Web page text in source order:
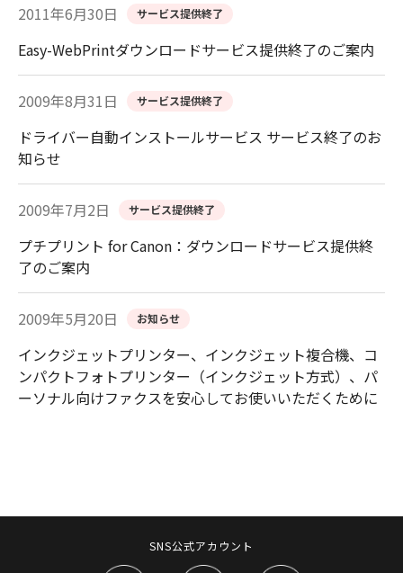
2011年6月30日 サービス提供終了
Easy-WebPrintダウンロードサービス提供終了のご案内
2009年8月31日 サービス提供終了
ドライバー自動インストールサービス サービス終了のお
知らせ
2009年7月2日 サービス提供終了
プチプリント for Canon：ダウンロードサービス提供終
了のご案内
2009年5月20日 お知らせ
インクジェットプリンター、インクジェット複合機、コ
ンパクトフォトプリンター（インクジェット方式）、パ
ーソナル向けファクスを安心してお使いいただくために
SNS公式アカウント